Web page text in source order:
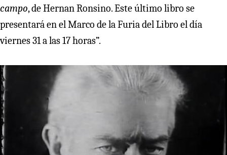
campo, de Hernan Ronsino. Este último libro se
presentará en el Marco de la Furia del Libro el día
viernes 31 a las 17 horas”.